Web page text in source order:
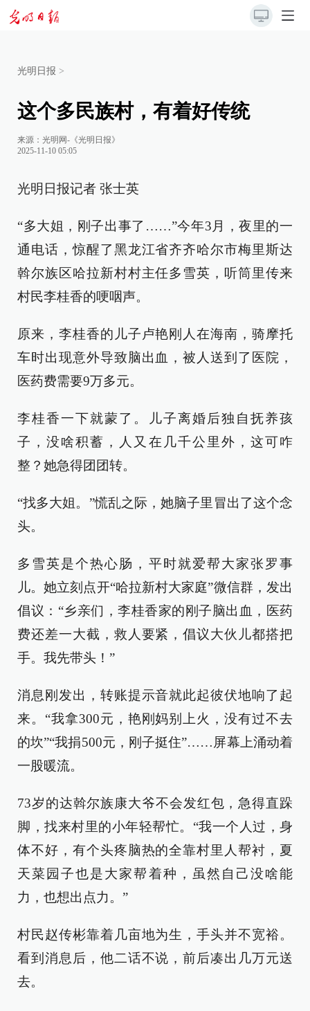
光明日报 >
这个多民族村，有着好传统
来源： 光明网-《光明日报》
2025-11-10 05:05
光明日报记者 张士英
“多大姐，刚子出事了……”今年3月，夜里的一
通电话，惊醒了黑龙江省齐齐哈尔市梅里斯达
斡尔族区哈拉新村村主任多雪英，听筒里传来
村民李桂香的哽咽声。
原来，李桂香的儿子卢艳刚人在海南，骑摩托
车时出现意外导致脑出血，被人送到了医院，
医药费需要9万多元。
李桂香一下就蒙了。儿子离婚后独自抚养孩
子，没啥积蓄，人又在几千公里外，这可咋
整？她急得团团转。
“找多大姐。”慌乱之际，她脑子里冒出了这个念
头。
多雪英是个热心肠，平时就爱帮大家张罗事
儿。她立刻点开“哈拉新村大家庭”微信群，发出
倡议：“乡亲们，李桂香家的刚子脑出血，医药
费还差一大截，救人要紧，倡议大伙儿都搭把
手。我先带头！”
消息刚发出，转账提示音就此起彼伏地响了起
来。“我拿300元，艳刚妈别上火，没有过不去
的坎”“我捐500元，刚子挺住”……屏幕上涌动着
一股暖流。
73岁的达斡尔族康大爷不会发红包，急得直跺
脚，找来村里的小年轻帮忙。“我一个人过，身
体不好，有个头疼脑热的全靠村里人帮衬，夏
天菜园子也是大家帮着种，虽然自己没啥能
力，也想出点力。”
村民赵传彬靠着几亩地为生，手头并不宽裕。
看到消息后，他二话不说，前后凑出几万元送
去。